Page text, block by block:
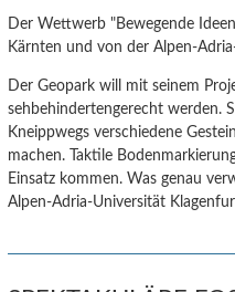
Der Wettwerb "Bewegende
Kärnten und von der Alpen-
Der Geopark will mit seinem
sehbehindertengerecht werden.
Kneippwegs verschiedene
machen. Taktile
Einsatz kommen. Was genau
Alpen-Adria-Universität